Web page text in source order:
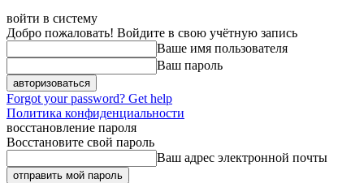
войти в систему
Добро пожаловать! Войдите в свою учётную запись
Ваше имя пользователя
Ваш пароль
Forgot your password? Get help
Политика конфиденциальности
восстановление пароля
Восстановите свой пароль
Ваш адрес электронной почты